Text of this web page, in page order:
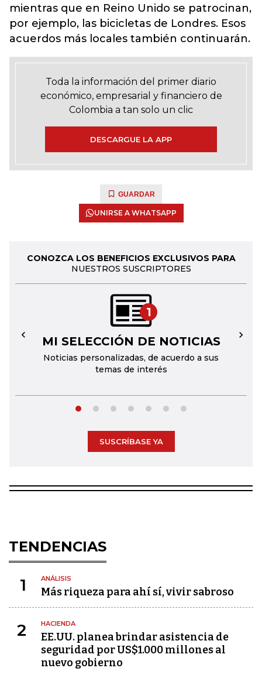
mientras que en Reino Unido se patrocinan,
por ejemplo, las bicicletas de Londres. Esos
acuerdos más locales también continuarán.
Toda la información del primer diario
económico, empresarial y financiero de
Colombia a tan solo un clic
DESCARGUE LA APP
GUARDAR
UNIRSE A WHATSAPP
CONOZCA LOS BENEFICIOS EXCLUSIVOS PARA
NUESTROS SUSCRIPTORES
1
MI SELECCIÓN DE NOTICIAS
Noticias personalizadas, de acuerdo a sus
temas de interés
← →
SUSCRÍBASE YA
TENDENCIAS
1 ANÁLISIS
Más riqueza para ahí sí, vivir sabroso
2 HACIENDA
EE.UU. planea brindar asistencia de
seguridad por US$1.000 millones al
nuevo gobierno